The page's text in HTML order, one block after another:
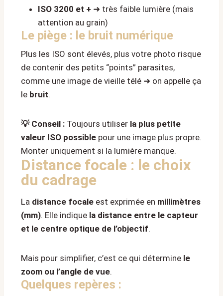
ISO 3200 et + ➜ très faible lumière (mais
attention au grain)
Le piège : le bruit numérique
Plus les ISO sont élevés, plus votre photo risque
de contenir des petits “points” parasites,
comme une image de vieille télé ➜ on appelle ça
le bruit.
💡 Conseil : Toujours utiliser la plus petite
valeur ISO possible pour une image plus propre.
Monter uniquement si la lumière manque.
Distance focale : le choix
du cadrage
La distance focale est exprimée en millimètres
(mm). Elle indique la distance entre le capteur
et le centre optique de l’objectif.
Mais pour simplifier, c’est ce qui détermine le
zoom ou l’angle de vue.
Quelques repères :